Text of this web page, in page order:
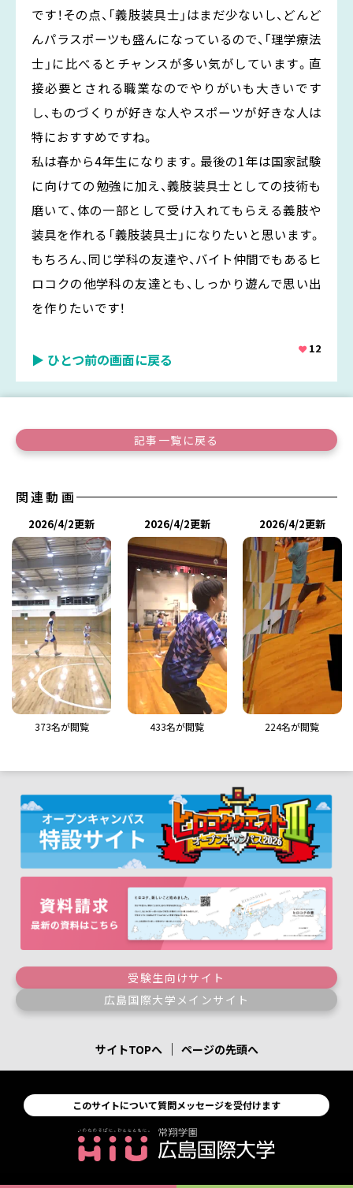
です！その点、「義肢装具士」はまだ少ないし、どんど
んパラスポーツも盛んになっているので、「理学療法
士」に比べるとチャンスが多い気がしています。直
接必要とされる職業なのでやりがいも大きいです
し、ものづくりが好きな人やスポーツが好きな人は
特におすすめですね。
私は春から4年生になります。最後の1年は国家試験
に向けての勉強に加え、義肢装具士としての技術も
磨いて、体の一部として受け入れてもらえる義肢や
装具を作れる「義肢装具士」になりたいと思います。
もちろん、同じ学科の友達や、バイト仲間でもあるヒ
ロコクの他学科の友達とも、しっかり遊んで思い出
を作りたいです！
12
▶ ひとつ前の画面に戻る
記事一覧に戻る
関連動画
2026/4/2更新
373名が閲覧
2026/4/2更新
433名が閲覧
2026/4/2更新
408名が閲覧
受験生向けサイト
広島国際大学メインサイト
サイトTOPへ｜ ページの先頭へ
このサイトについて質問メッセージを受付けます